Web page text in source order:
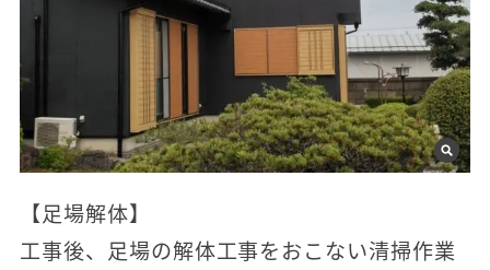
【足場解体】
工事後、足場の解体工事をおこない清掃作業